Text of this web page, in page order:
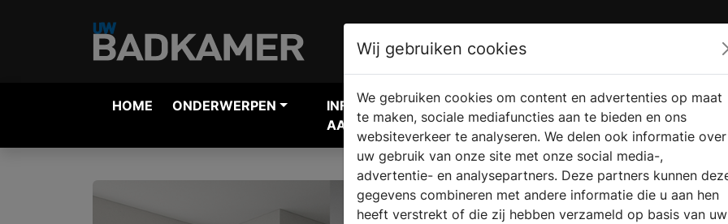
HOME ONDERWERPEN
INFORMATIE
AANVRAGEN
VERKOOPLOCATIE
VINDEN
Wij gebruiken cookies
We gebruiken cookies om content en advertenties op maat
te maken, sociale mediafuncties aan te bieden en ons
websiteverkeer te analyseren. We delen ook informatie over
uw gebruik van onze site met onze social media-,
advertentie- en analysepartners. Deze partners kunnen
gegevens combineren met andere informatie die u aan hen
heeft verstrekt of die zij hebben verzameld op basis van uw